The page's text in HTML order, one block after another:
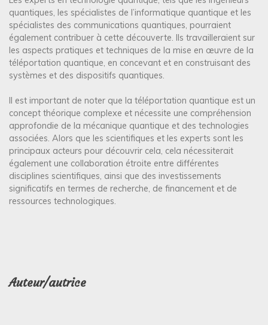
quantiques, les spécialistes de l’informatique quantique et les
spécialistes des communications quantiques, pourraient
également contribuer à cette découverte. Ils travailleraient sur
les aspects pratiques et techniques de la mise en œuvre de la
téléportation quantique, en concevant et en construisant des
systèmes et des dispositifs quantiques.
Il est important de noter que la téléportation quantique est un
concept théorique complexe et nécessite une compréhension
approfondie de la mécanique quantique et des technologies
associées. Alors que les scientifiques et les experts sont les
principaux acteurs pour découvrir cela, cela nécessiterait
également une collaboration étroite entre différentes
disciplines scientifiques, ainsi que des investissements
significatifs en termes de recherche, de financement et de
ressources technologiques.
Auteur/autrice